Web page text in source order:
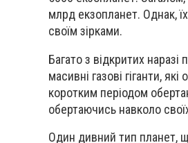
млрд екзопланет. Однак,
своїм зірками.
Багато з відкритих
масивні газові гіганти,
коротким періодом
обертаючись навколо
Один дивний тип планет,